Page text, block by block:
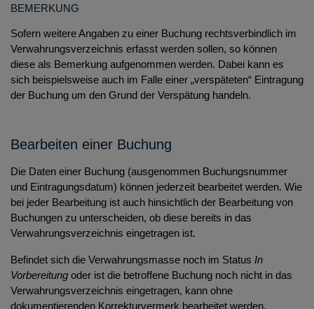
BEMERKUNG
Sofern weitere Angaben zu einer Buchung rechtsverbindlich im
Verwahrungsverzeichnis erfasst werden sollen, so können
diese als Bemerkung aufgenommen werden. Dabei kann es
sich beispielsweise auch im Falle einer „verspäteten“ Eintragung
der Buchung um den Grund der Verspätung handeln.
Bearbeiten einer Buchung
Die Daten einer Buchung (ausgenommen Buchungsnummer
und Eintragungsdatum) können jederzeit bearbeitet werden. Wie
bei jeder Bearbeitung ist auch hinsichtlich der Bearbeitung von
Buchungen zu unterscheiden, ob diese bereits in das
Verwahrungsverzeichnis eingetragen ist.
Befindet sich die Verwahrungsmasse noch im Status In
Vorbereitung oder ist die betroffene Buchung noch nicht in das
Verwahrungsverzeichnis eingetragen, kann ohne
dokumentierenden Korrekturvermerk bearbeitet werden.